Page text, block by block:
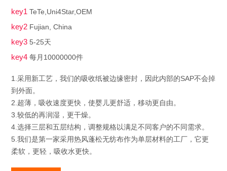
key1TeTe,Uni4Star,OEM
key2 Fujian, China
key35-25天
key4每月10000000件
1.采用新工艺，我们的吸收纸被边缘密封，因此内部的SAP不会掉
到外面。
2.超薄，吸收速度更快，使婴儿更舒适，移动更自由。
3.较低的再润湿，更干燥。
4.选择三层和五层结构，调整规格以满足不同客户的不同需求。
5.我们是第一家采用热风蓬松无纺布作为单层材料的工厂，它更
柔软，更轻，吸收水更快。